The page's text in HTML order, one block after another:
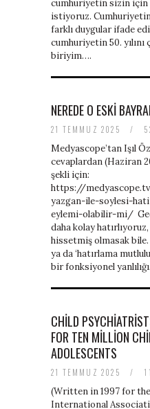
cumhuriyetin sizin
istiyoruz.
farklı duygular ifade
cumhuriyetin 50.
biriyim….
NEREDE O ESKI
21 TEMMUZ 2025 /
Medyascope’tan Işıl
cevaplardan (Haziran
şekli için:
https://
yazgan-ile-soylesi-
eylemi-olabilir-mi/
daha kolay
hissetmiş olmasak bile.
ya da ‘hatırlama
bir fonksiyonel
CHILD
FOR TEN MILLION
ADOLESCENTS
21 TEMMUZ 2025 /
(Written in 1997 for
International